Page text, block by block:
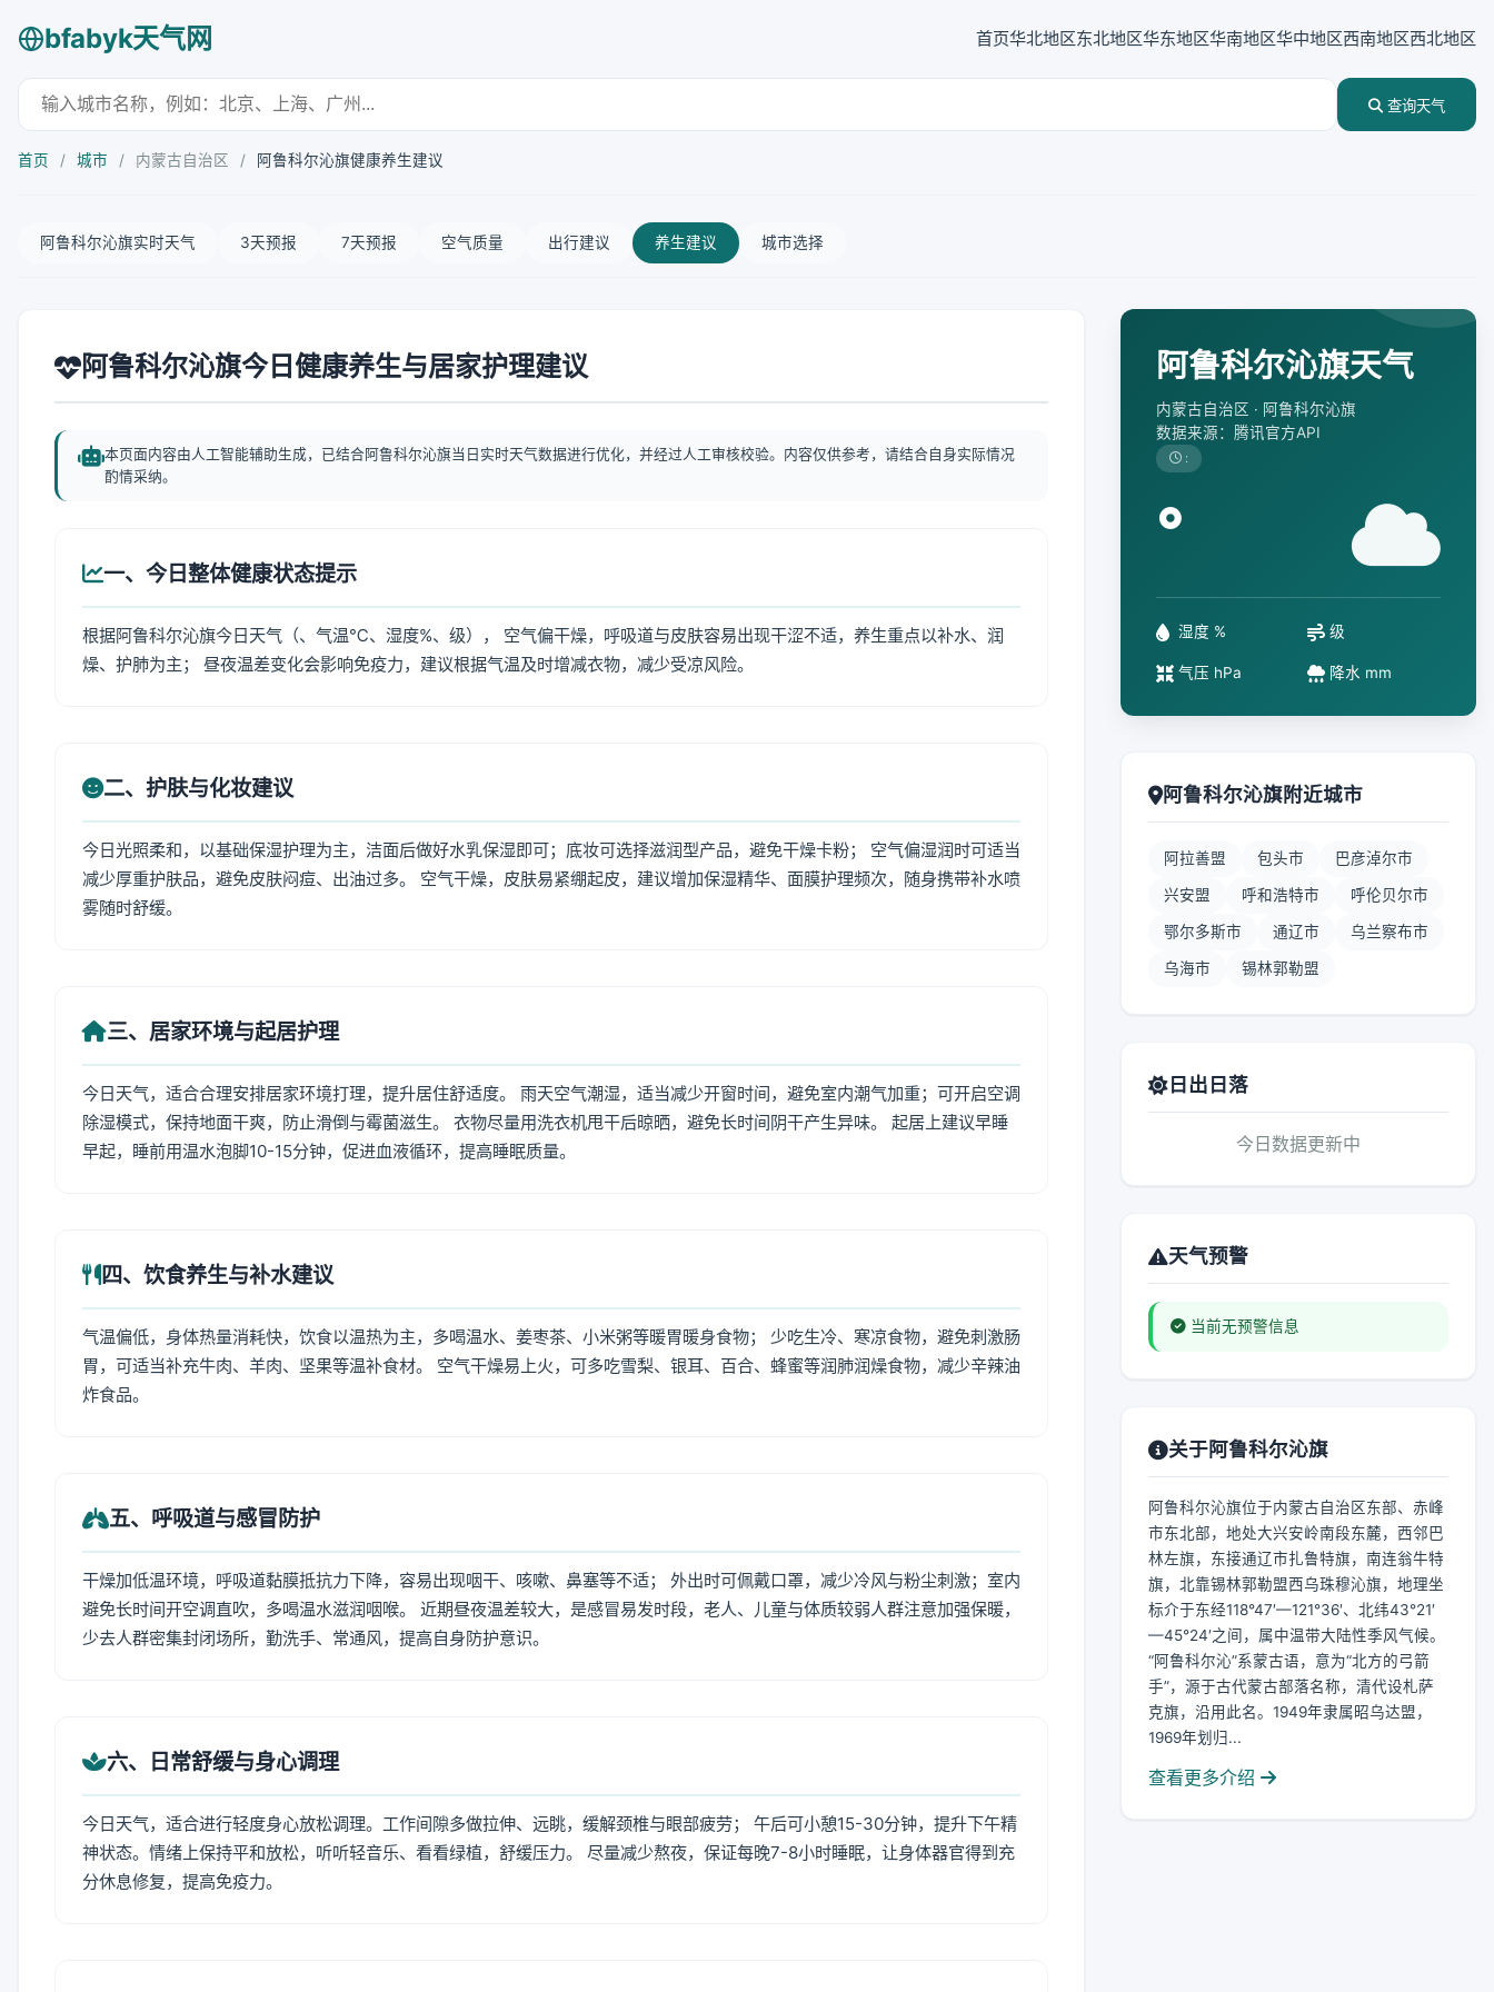
bfabyk天气网 首页华北地区东北地区华东地区华南地区华中地区西南地区西北地区
查询天气
首页 / 城市 / 内蒙古自治区 / 阿鲁科尔沁旗健康养生建议
阿鲁科尔沁旗实时天气 3天预报 7天预报 空气质量 出行建议 养生建议 城市选择
阿鲁科尔沁旗今日健康养生与居家护理建议
本页面内容由人工智能辅助生成，已结合阿鲁科尔沁旗当日实时天气数据进行优化，并经过人工审核校验。内容仅供参考，请结合自身实际情况
酌情采纳。
一、今日整体健康状态提示
根据阿鲁科尔沁旗今日天气（、气温℃、湿度%、级）， 空气偏干燥，呼吸道与皮肤容易出现干涩不适，养生重点以补水、润
燥、护肺为主； 昼夜温差变化会影响免疫力，建议根据气温及时增减衣物，减少受凉风险。
二、护肤与化妆建议
今日光照柔和，以基础保湿护理为主，洁面后做好水乳保湿即可；底妆可选择滋润型产品，避免干燥卡粉； 空气偏湿润时可适当
减少厚重护肤品，避免皮肤闷痘、出油过多。 空气干燥，皮肤易紧绷起皮，建议增加保湿精华、面膜护理频次，随身携带补水喷
雾随时舒缓。
三、居家环境与起居护理
今日天气，适合合理安排居家环境打理，提升居住舒适度。 雨天空气潮湿，适当减少开窗时间，避免室内潮气加重；可开启空调
除湿模式，保持地面干爽，防止滑倒与霉菌滋生。 衣物尽量用洗衣机甩干后晾晒，避免长时间阴干产生异味。 起居上建议早睡
早起，睡前用温水泡脚10-15分钟，促进血液循环，提高睡眠质量。
四、饮食养生与补水建议
气温偏低，身体热量消耗快，饮食以温热为主，多喝温水、姜枣茶、小米粥等暖胃暖身食物； 少吃生冷、寒凉食物，避免刺激肠
胃，可适当补充牛肉、羊肉、坚果等温补食材。 空气干燥易上火，可多吃雪梨、银耳、百合、蜂蜜等润肺润燥食物，减少辛辣油
炸食品。
五、呼吸道与感冒防护
干燥加低温环境，呼吸道黏膜抵抗力下降，容易出现咽干、咳嗽、鼻塞等不适； 外出时可佩戴口罩，减少冷风与粉尘刺激；室内
避免长时间开空调直吹，多喝温水滋润咽喉。 近期昼夜温差较大，是感冒易发时段，老人、儿童与体质较弱人群注意加强保暖，
少去人群密集封闭场所，勤洗手、常通风，提高自身防护意识。
六、日常舒缓与身心调理
今日天气，适合进行轻度身心放松调理。工作间隙多做拉伸、远眺，缓解颈椎与眼部疲劳； 午后可小憩15-30分钟，提升下午精
神状态。情绪上保持平和放松，听听轻音乐、看看绿植，舒缓压力。 尽量减少熬夜，保证每晚7-8小时睡眠，让身体器官得到充
分休息修复，提高免疫力。
阿鲁科尔沁旗天气
内蒙古自治区 · 阿鲁科尔沁旗
数据来源：腾讯官方API
:
°
湿度 % 级
气压 hPa 降水 mm
阿鲁科尔沁旗附近城市
阿拉善盟 包头市 巴彦淖尔市
兴安盟 呼和浩特市 呼伦贝尔市
鄂尔多斯市 通辽市 乌兰察布市
乌海市 锡林郭勒盟
日出日落
今日数据更新中
天气预警
当前无预警信息
关于阿鲁科尔沁旗
阿鲁科尔沁旗位于内蒙古自治区东部、赤峰
市东北部，地处大兴安岭南段东麓，西邻巴
林左旗，东接通辽市扎鲁特旗，南连翁牛特
旗，北靠锡林郭勒盟西乌珠穆沁旗，地理坐
标介于东经118°47′—121°36′、北纬43°21′
—45°24′之间，属中温带大陆性季风气候。
“阿鲁科尔沁”系蒙古语，意为“北方的弓箭
手”，源于古代蒙古部落名称，清代设札萨
克旗，沿用此名。1949年隶属昭乌达盟，
1969年划归...
查看更多介绍